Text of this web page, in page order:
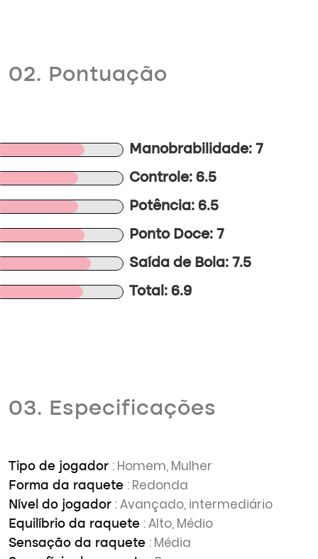
02. Pontuação
Manobrabilidade: 7
Controle: 6.5
Potência: 6.5
Ponto Doce: 7
Saída de Bola: 7.5
Total: 6.9
03. Especificações
Tipo de jogador : Homem, Mulher
Forma da raquete : Redonda
Nível do jogador : Avançado, intermediário
Equilíbrio da raquete : Alto, Médio
Sensação da raquete : Média